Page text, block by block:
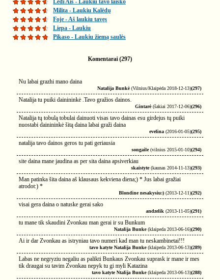
Ledi Ais - Laukiu tavo laiško
Milita - Laukiu Kalėdų
Foje - Aš laukiu tavęs
Liepa - Laukiu
Pikaso - Laukiu žiemą saulės
Komentarai (297)
Nu labai grazhi mano daina
Natalija Bunkė(Vilnius/Klaipėda 2018-12-13)(297)
Natalija tu puiki dainininkė .Tavo gražios dainos.
Gintarė(šakiai 2017-12-06)(296)
Natalija tų tobulą tobulai dainuoti visas tavo dainas esu girdejus tų puiki
nuostabi dainininkė šitą daina labai graži daina
evelina (2016-01-05)(295)
natalija tavo dainos geros tu pati geriausia
songaile(vilnius 2015-01-10)(294)
site daina mane jaudina as per sita daina apsiverkiau
skaistyte(kaunas 2014-11-13)(293)
Man patinka šita daina aš klausaus kekviena diena;) * Jus labai gražiai
atrodot:) *
Blondine nesakysiu:) (2013-12-11)(292)
visai gera daina o natuske gerai sako
andzelik (2013-11-05)(291)
tu mane tik skaudini Zvonkau man gerai ir su Bunkum
Natalija Bunke(klaipeda 2013-06-16)(290)
Ai ir dar Zvonkau as istryniau tavo numeri kad man tu neskambinetai!!!
tavo katyte Natalija Bunke(klaipeda 2013-06-13)(289)
Labas ne negryziu negaliu as palikti Bunkaus Zvonkau suprask ir mane ir mes
tik draugai su tavim Zvonkau nepyk tu gi myli Katazina
tavo katyte Ntalija Bunke(klaipeda 2013-06-13)(288)